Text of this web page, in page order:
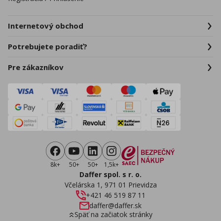
Internetový obchod
Potrebujete poradiť?
Pre zákazníkov
Daffer spol. s r. o.
Včelárska 1, 971 01 Prievidza
+421 46 519 87 11
daffer@daffer.sk
Späť na začiatok stránky
8k+ 50+ 50+ 1,5k+